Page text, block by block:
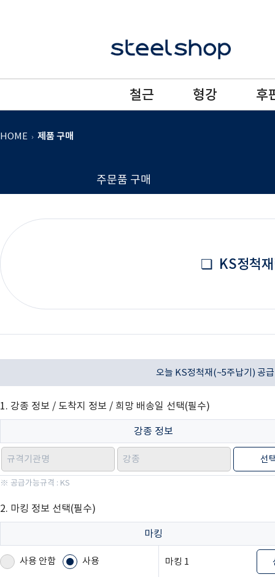
철근 형강 후
HOME 제품 구매
주문품 구매
❏ KS정척재
오늘 KS정척재(~5주납기) 공
1. 강종 정보 / 도착지 정보 / 희망 배송일 선택(필수)
강종 정보
선
※ 공급가능규격 : KS
2. 마킹 정보 선택(필수)
마킹
사용 안함 사용 마킹 1